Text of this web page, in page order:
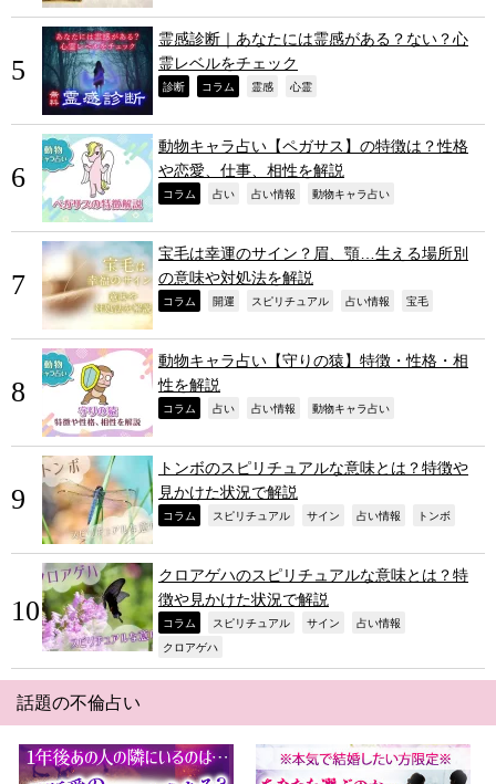
霊感診断｜あなたには霊感がある？ない？心
霊レベルをチェック
診断 コラム 霊感 心霊
動物キャラ占い【ペガサス】の特徴は？性格
や恋愛、仕事、相性を解説
コラム 占い 占い情報 動物キャラ占い
宝毛は幸運のサイン？眉、顎…生える場所別
の意味や対処法を解説
コラム 開運 スピリチュアル 占い情報 宝毛
動物キャラ占い【守りの猿】特徴・性格・相
性を解説
コラム 占い 占い情報 動物キャラ占い
トンボのスピリチュアルな意味とは？特徴や
見かけた状況で解説
コラム スピリチュアル サイン 占い情報 トンボ
クロアゲハのスピリチュアルな意味とは？特
徴や見かけた状況で解説
コラム スピリチュアル サイン 占い情報
クロアゲハ
話題の不倫占い